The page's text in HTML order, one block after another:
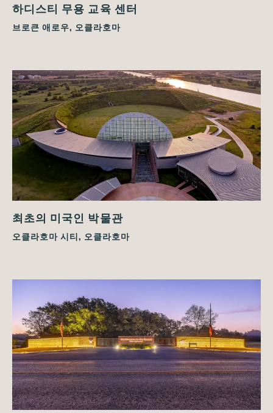
하디스티 무용 교육 센터
브로큰 애로우, 오클라호마
최초의 미국인 박물관
오클라호마 시티, 오클라호마